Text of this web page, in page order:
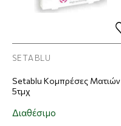
SETABLU
Setablu Κομπρέσες Ματιών
5τμχ
Διαθέσιμο